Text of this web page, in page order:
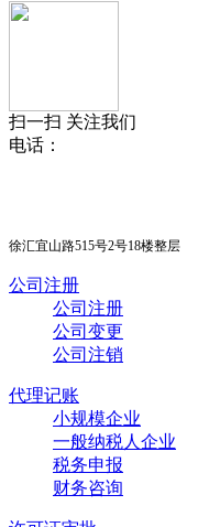
扫一扫 关注我们
电话：
徐汇宜山路515号2号18楼整层
公司注册
公司注册
公司变更
公司注销
代理记账
小规模企业
一般纳税人企业
税务申报
财务咨询